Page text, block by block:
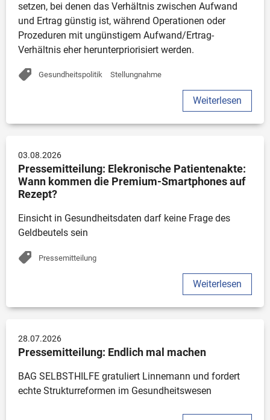
setzen, bei denen das Verhältnis zwischen Aufwand
und Ertrag günstig ist, während Operationen oder
Prozeduren mit ungünstigem Aufwand/Ertrag-
Verhältnis eher herunterpriorisiert werden.
Gesundheitspolitik Stellungnahme
Weiterlesen
03.08.2026
Pressemitteilung: Elekronische Patientenakte:
Wann kommen die Premium-Smartphones auf
Rezept?
Einsicht in Gesundheitsdaten darf keine Frage des
Geldbeutels sein
Pressemitteilung
Weiterlesen
28.07.2026
Pressemitteilung: Endlich mal machen
BAG SELBSTHILFE gratuliert Linnemann und fordert
echte Strukturreformen im Gesundheitswesen